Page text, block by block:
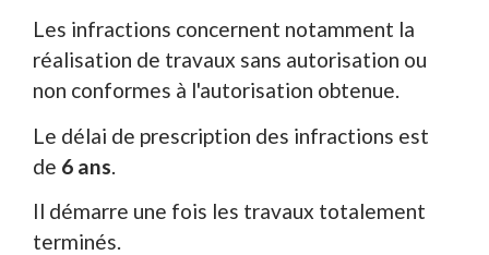
Les infractions concernent notamment la
réalisation de travaux sans autorisation ou
non conformes à l'autorisation obtenue.
Le délai de prescription des infractions est
de 6 ans
Il démarre une fois les travaux totalement
terminés.